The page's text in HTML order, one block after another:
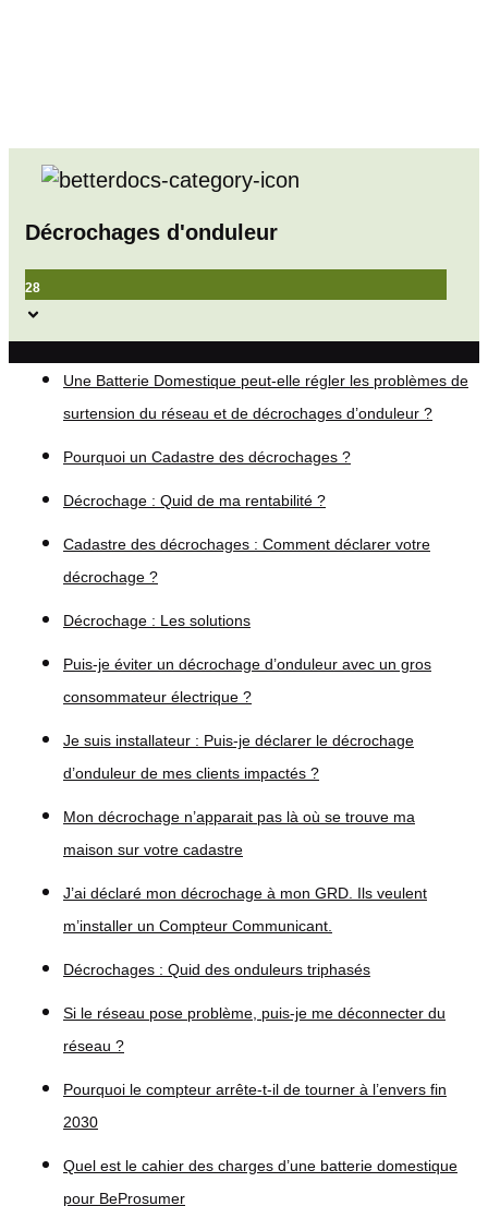
Décrochages d'onduleur
28
Une Batterie Domestique peut-elle régler les problèmes de
surtension du réseau et de décrochages d’onduleur ?
Pourquoi un Cadastre des décrochages ?
Décrochage : Quid de ma rentabilité ?
Cadastre des décrochages : Comment déclarer votre
décrochage ?
Décrochage : Les solutions
Puis-je éviter un décrochage d’onduleur avec un gros
consommateur électrique ?
Je suis installateur : Puis-je déclarer le décrochage
d’onduleur de mes clients impactés ?
Mon décrochage n’apparait pas là où se trouve ma
maison sur votre cadastre
J’ai déclaré mon décrochage à mon GRD. Ils veulent
m’installer un Compteur Communicant.
Décrochages : Quid des onduleurs triphasés
Si le réseau pose problème, puis-je me déconnecter du
réseau ?
Pourquoi le compteur arrête-t-il de tourner à l’envers fin
2030
Quel est le cahier des charges d’une batterie domestique
pour BeProsumer